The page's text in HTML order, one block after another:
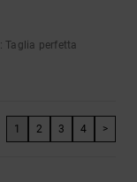
: Taglia perfetta
1 2 3 4 >